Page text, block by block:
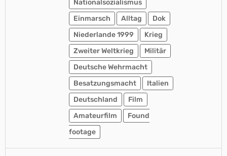
Nationalsozialismus
Einmarsch
Alltag
Dok
Niederlande 1999
Krieg
Zweiter Weltkrieg
Militär
Deutsche Wehrmacht
Besatzungsmacht
Italien
Deutschland
Film
Amateurfilm
Found
footage